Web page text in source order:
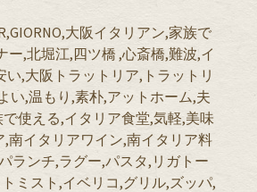
大阪イタリアン,家族で
ー,北堀江,四ツ橋 ,心斎橋,難波,イ
い,大阪トラットリア,トラットリ
い,温もり,素朴,アットホーム,夫
使える,イタリア食堂,気軽,美味
,南イタリアワイン,南イタリア料
ランチ,ラグー,パスタ,リガトー
ミスト,イベリコ,グリル,ズッパ,